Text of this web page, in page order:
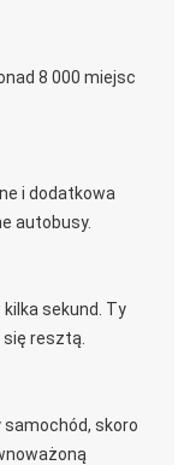
8 000 miejsc
i dodatkowa
autobusy.
sekund. Ty
resztą.
samochód, skoro